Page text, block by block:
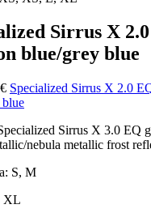
Sirrus X
blue/grey blue
Specialized Sirrus X 2.0
S, M
XL